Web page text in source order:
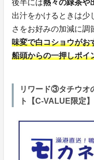
後半には熱々の緑茶や
出汁をかけるときは少
さをお好みの加減に調
味変で白コショウがお
船頭からの一押しポイ
リワード③タチウオ
ト【C-VALUE限定】